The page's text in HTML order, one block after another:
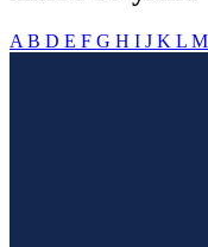
A B D E F G H I J K L M